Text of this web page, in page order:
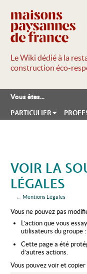
Le Wiki dédié à la
construction éco-
Vous êtes...
PARTICULIER
VOIR LA
LÉGALES
← Mentions Légales
Vous ne pouvez pas
L’action que vous
utilisateurs du groupe :
Cette page a été
d’autres actions.
Vous pouvez voir et